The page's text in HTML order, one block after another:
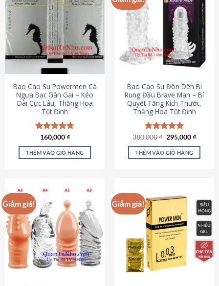
biến
thể.
Các
tùy
chọn
có
chọn
trên
trang
sản
phẩm
Bao Cao Su Powermen Cá
Ngựa Bạc Gân Gai – Kéo
Dài Cực Lâu, Thăng Hoa
Tột Đỉnh
Được xếp
hạng4.73
5 sao
160,000₫
THÊM VÀO GIỎ HÀNG
Bao Cao Su Đôn Dên Bi
Rung Đầu Brave Man – Bí
Quyết Tăng Kích Thước,
Thăng Hoa Tột Đỉnh
Được xếp
hạng5.00
5 sao
380,000₫ Giá
là:
380,000 ₫.
295,000₫Giá
tại
THÊM VÀO GIỎ HÀNG
Giảm giá! Giảm giá!